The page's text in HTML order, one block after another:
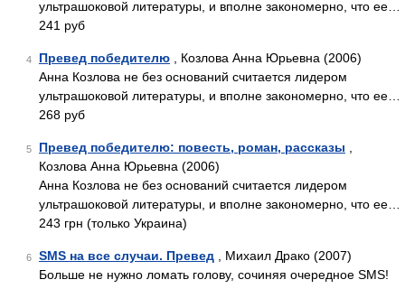
ультрашоковой литературы, и вполне закономерно, что ее…
241 руб
4 Превед победителю , Козлова Анна Юрьевна (2006)
Анна Козлова не без оснований считается лидером
ультрашоковой литературы, и вполне закономерно, что ее…
268 руб
5 Превед победителю: повесть, роман, рассказы
Козлова Анна Юрьевна (2006)
Анна Козлова не без оснований считается лидером
ультрашоковой литературы, и вполне закономерно, что ее…
243 грн (только Украина)
6 SMS на все случаи. Превед , Михаил Драко (2007)
Больше не нужно ломать голову, сочиняя очередное SMS!